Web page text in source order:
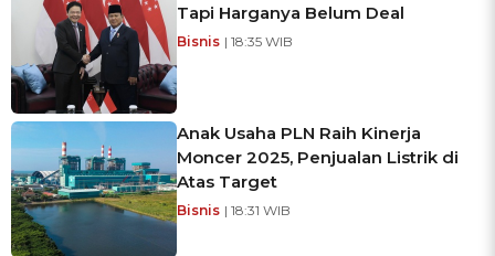
Tapi Harganya Belum Deal
Bisnis | 18:35 WIB
Anak Usaha PLN Raih Kinerja
Moncer 2025, Penjualan Listrik di
Atas Target
Bisnis | 18:31 WIB